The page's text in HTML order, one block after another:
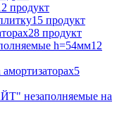
продукт
15 продукт
28 продукт
h=54мм12
5
незаполняемые на